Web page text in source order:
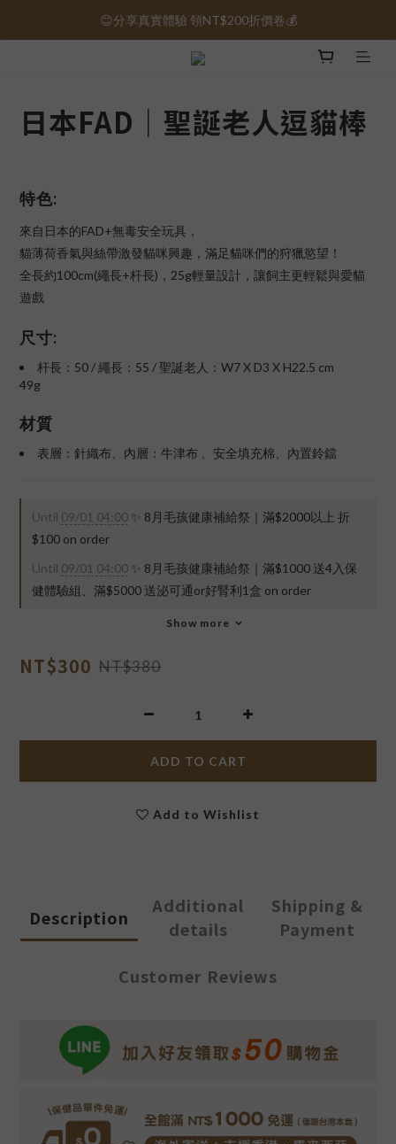
保健品免運｜全館滿1000元免運 🚚
😊分享真實體驗 領NT$200折價卷💰
保健品免運｜全館滿1000元免運 🚚
日本FAD｜聖誕老人逗貓棒
特色:
來自日本的FAD+無毒安全玩具，
貓薄荷香氣與絲帶激發貓咪興趣，滿足貓咪們的狩獵慾望！
全長約100cm(繩長+杆長)，25g輕量設計，讓飼主更輕鬆與愛貓
遊戲
尺寸:
杆長：50 / 繩長：55 / 聖誕老人：W7 X D3 X H22.5 cm
49g
材質
表層：針織布、內層：牛津布 、安全填充棉、內置鈴鐺
Until 09/01 04:00 ✨ 8月毛孩健康補給祭｜滿$2000以上 折
$100 on order
Until 09/01 04:00 ✨ 8月毛孩健康補給祭｜滿$1000 送4入保
健體驗組、滿$5000 送泌可通or好腎利1盒 on order
Show more
NT$300 NT$380
ADD TO CART
Add to Wishlist
Description
Additional
details
Shipping &
Payment
Customer Reviews